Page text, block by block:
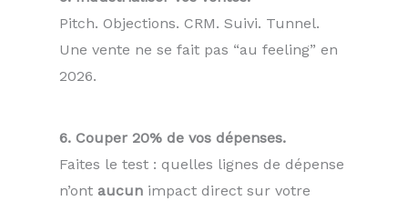
Pitch. Objections. CRM. Suivi. Tunnel.
Une vente ne se fait pas “au feeling” en
2026.
6. Couper 20% de vos dépenses.
Faites le test : quelles lignes de dépense
n’ont aucun impact direct sur votre